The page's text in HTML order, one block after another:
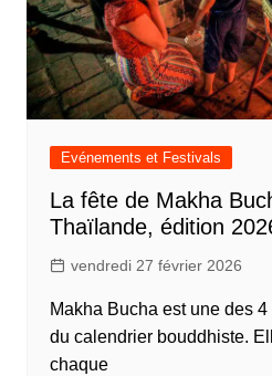
Evénements et Festivals
La fête de Makha
Thaïlande, édition
vendredi 27 février 2026
Makha Bucha est une des
du calendrier bouddhiste.
chaque